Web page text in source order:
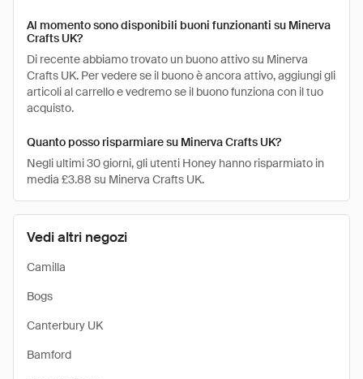
Vedi altri negozi
Camilla
Bogs
Canterbury UK
Bamford
Al momento sono disponibili buoni funzionanti su Minerva
Crafts UK?
Di recente abbiamo trovato un buono attivo su Minerva
Crafts UK. Per vedere se il buono è ancora attivo, aggiungi gli
articoli al carrello e vedremo se il buono funziona con il tuo
acquisto.
Quanto posso risparmiare su Minerva Crafts UK?
Negli ultimi 30 giorni, gli utenti Honey hanno risparmiato in
media £3.88 su Minerva Crafts UK.